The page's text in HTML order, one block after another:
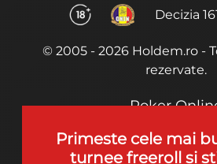
Decizia
© 2005 - 2026 Holdem.ro -
rezervate.
Poker
Termeni si
Primeste cele mai
turnee freeroll si